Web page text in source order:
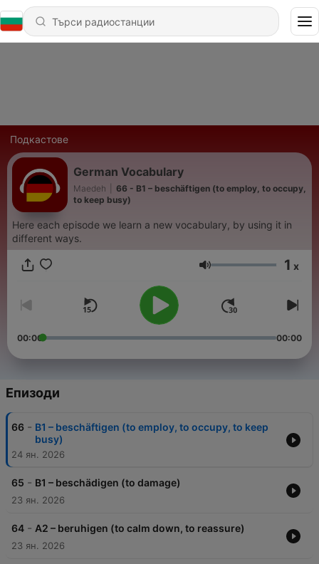
Подкастове
German Vocabulary
Maedeh
66 - B1 – beschäftigen (to employ, to occupy,
to keep busy)
Here each episode we learn a new vocabulary, by using it in
different ways.
Сила на звука
1 x
00:00 00:00
Епизоди
66 - B1 – beschäftigen (to employ, to occupy, to keep
busy)
24 ян. 2026
65 - B1 – beschädigen (to damage)
23 ян. 2026
64 - A2 – beruhigen (to calm down, to reassure)
23 ян. 2026